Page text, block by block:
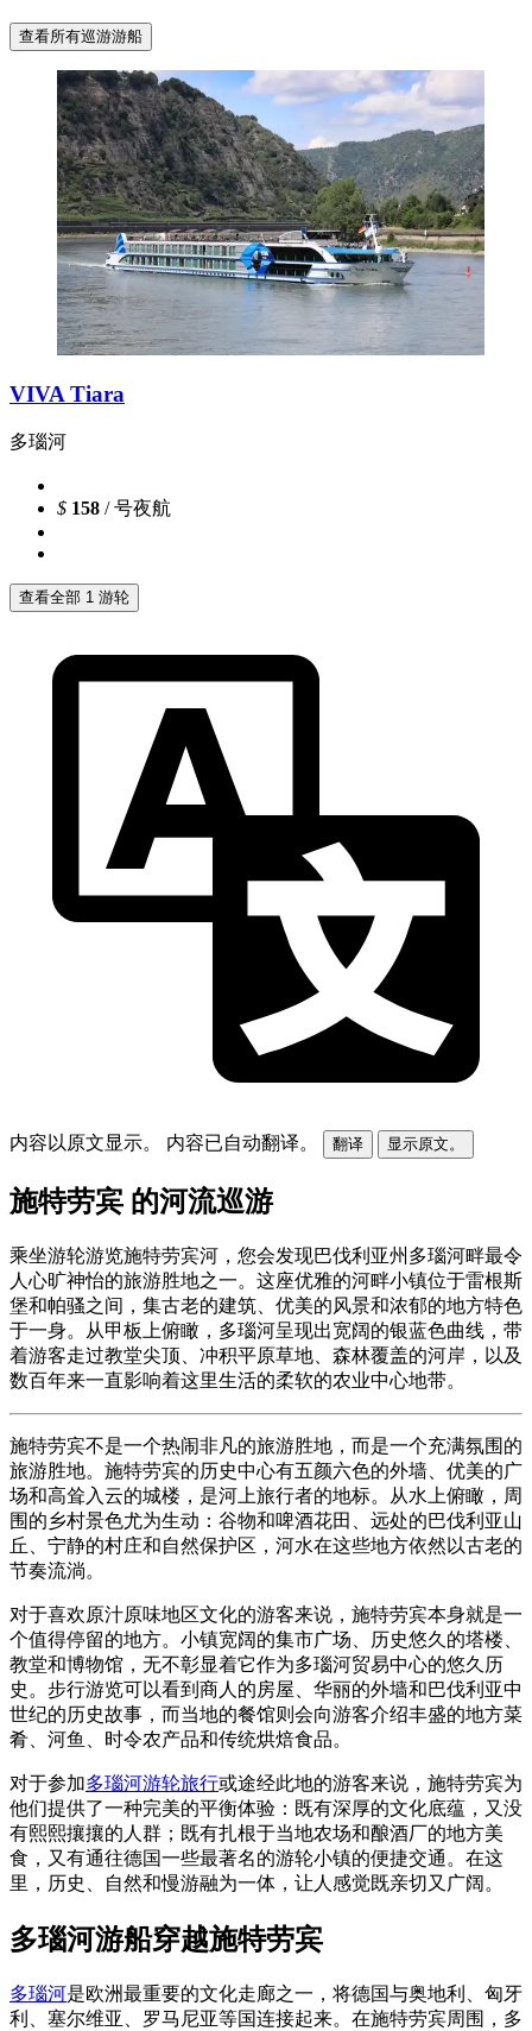
查看所有巡游游船
VIVA Tiara
多瑙河
$ 158 / 号夜航
查看全部 1 游轮
内容以原文显示。 内容已自动翻译。 翻译 显示原文。
施特劳宾 的河流巡游
乘坐游轮游览施特劳宾河，您会发现巴伐利亚州多瑙河畔最令
人心旷神怡的旅游胜地之一。这座优雅的河畔小镇位于雷根斯
堡和帕骚之间，集古老的建筑、优美的风景和浓郁的地方特色
于一身。从甲板上俯瞰，多瑙河呈现出宽阔的银蓝色曲线，带
着游客走过教堂尖顶、冲积平原草地、森林覆盖的河岸，以及
数百年来一直影响着这里生活的柔软的农业中心地带。
施特劳宾不是一个热闹非凡的旅游胜地，而是一个充满氛围的
旅游胜地。施特劳宾的历史中心有五颜六色的外墙、优美的广
场和高耸入云的城楼，是河上旅行者的地标。从水上俯瞰，周
围的乡村景色尤为生动：谷物和啤酒花田、远处的巴伐利亚山
丘、宁静的村庄和自然保护区，河水在这些地方依然以古老的
节奏流淌。
对于喜欢原汁原味地区文化的游客来说，施特劳宾本身就是一
个值得停留的地方。小镇宽阔的集市广场、历史悠久的塔楼、
教堂和博物馆，无不彰显着它作为多瑙河贸易中心的悠久历
史。步行游览可以看到商人的房屋、华丽的外墙和巴伐利亚中
世纪的历史故事，而当地的餐馆则会向游客介绍丰盛的地方菜
肴、河鱼、时令农产品和传统烘焙食品。
对于参加多瑙河游轮旅行或途经此地的游客来说，施特劳宾为
他们提供了一种完美的平衡体验：既有深厚的文化底蕴，又没
有熙熙攘攘的人群；既有扎根于当地农场和酿酒厂的地方美
食，又有通往德国一些最著名的游轮小镇的便捷交通。在这
里，历史、自然和慢游融为一体，让人感觉既亲切又广阔。
多瑙河游船穿越施特劳宾
多瑙河是欧洲最重要的文化走廊之一，将德国与奥地利、匈牙
利、塞尔维亚、罗马尼亚等国连接起来。在施特劳宾周围，多